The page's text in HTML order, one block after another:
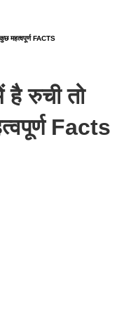
महत्वपूर्ण FACTS
रुची तो
Facts